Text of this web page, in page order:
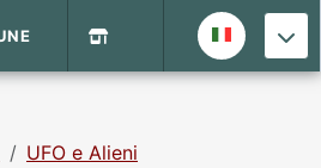
UFO e Alieni